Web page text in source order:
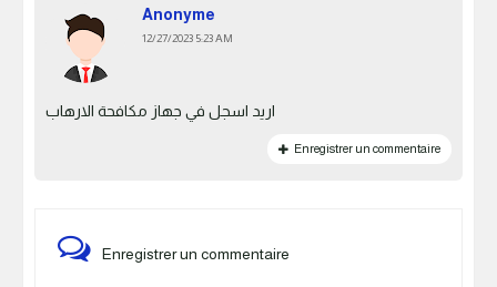
Anonyme
12/27/2023 5:23 AM
اريد اسجل في جهاز مكافحة الارهاب
Enregistrer un commentaire
Enregistrer un commentaire